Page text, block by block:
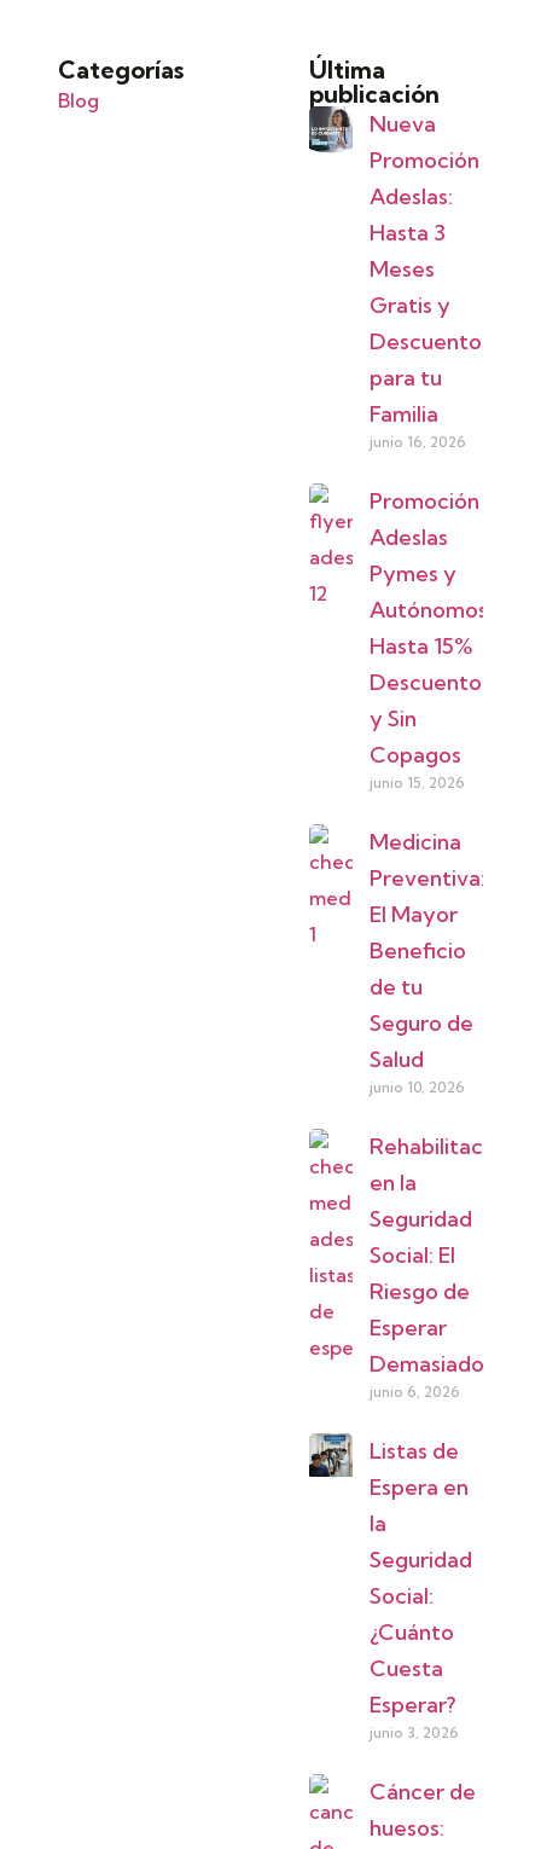
Categorías
Blog
Última
publicación
Nueva
Promoción
Adeslas:
Hasta 3
Meses
Gratis y
Descuentos
para tu
Familia
junio 16, 2026
Promoción
Adeslas
Pymes y
Autónomos:
Hasta 15%
Descuento
y Sin
Copagos
junio 15, 2026
Medicina
Preventiva:
El Mayor
Beneficio
de tu
Seguro de
Salud
junio 10, 2026
Rehabilitación
en la
Seguridad
Social: El
Riesgo de
Esperar
Demasiado
junio 6, 2026
Listas de
Espera en
la
Seguridad
Social:
¿Cuánto
Cuesta
Esperar?
junio 3, 2026
Cáncer de
huesos: